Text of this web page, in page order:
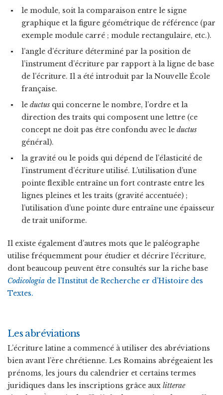
le module, soit la comparaison entre le signe
graphique et la figure géométrique de référence (par
exemple module carré ; module rectangulaire, etc.).
l’angle d’écriture déterminé par la position de
l’instrument d’écriture par rapport à la ligne de base
de l’écriture. Il a été introduit par la Nouvelle École
française.
le ductus qui concerne le nombre, l’ordre et la
direction des traits qui composent une lettre (ce
concept ne doit pas être confondu avec le ductus
général).
la gravité ou le poids qui dépend de l’élasticité de
l’instrument d’écriture utilisé. L’utilisation d’une
pointe flexible entraîne un fort contraste entre les
lignes pleines et les traits (gravité accentuée) ;
l’utilisation d’une pointe dure entraîne une épaisseur
de trait uniforme.
Il existe également d’autres mots que le paléographe
utilise fréquemment pour étudier et décrire l’écriture,
dont beaucoup peuvent être consultés sur la riche base
Codicologia de l’Institut de Recherche er d’Histoire des
Textes.
Les abréviations
L’écriture latine a commencé à utiliser des abréviations
bien avant l’ère chrétienne. Les Romains abrégeaient les
prénoms, les jours du calendrier et certains termes
juridiques dans les inscriptions grâce aux litterae